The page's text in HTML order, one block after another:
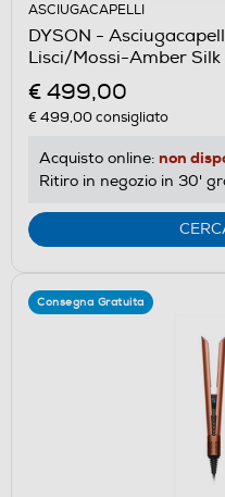
ASCIUGACAPELLI
DYSON -
Lisci/Mossi-Amber Silk
€ 499,00
€ 499,00consigliato
Acquisto online: non
Ritiro in negozio in 30'
Consegna Gratuita